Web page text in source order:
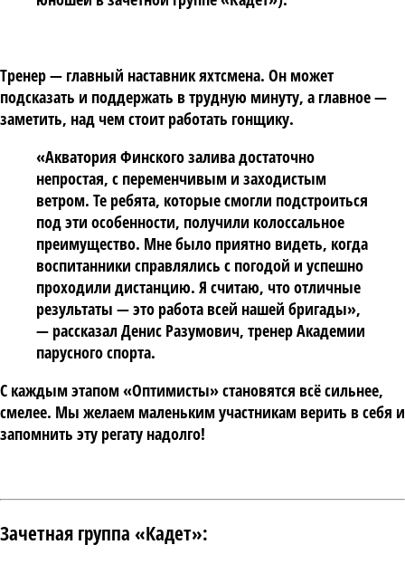
Тренер — главный наставник яхтсмена. Он может
подсказать и поддержать в трудную минуту, а главное —
заметить, над чем стоит работать гонщику.
«Акватория Финского залива достаточно
непростая, с переменчивым и заходистым
ветром. Те ребята, которые смогли подстроиться
под эти особенности, получили колоссальное
преимущество. Мне было приятно видеть, когда
воспитанники справлялись с погодой и успешно
проходили дистанцию. Я считаю, что отличные
результаты — это работа всей нашей бригады»,
— рассказалДенис Разумович, тренер Академии
парусного спорта.
С каждым этапом «Оптимисты» становятся всё сильнее,
смелее. Мы желаем маленьким участникам верить в себя и
запомнить эту регату надолго!
Зачетная группа «Кадет»: